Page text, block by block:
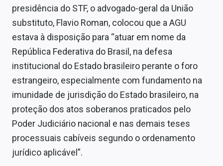
presidência do STF, o advogado-geral da União
substituto, Flavio Roman, colocou que a AGU
estava à disposição para “atuar em nome da
República Federativa do Brasil, na defesa
institucional do Estado brasileiro perante o foro
estrangeiro, especialmente com fundamento na
imunidade de jurisdição do Estado brasileiro, na
proteção dos atos soberanos praticados pelo
Poder Judiciário nacional e nas demais teses
processuais cabíveis segundo o ordenamento
jurídico aplicável”.